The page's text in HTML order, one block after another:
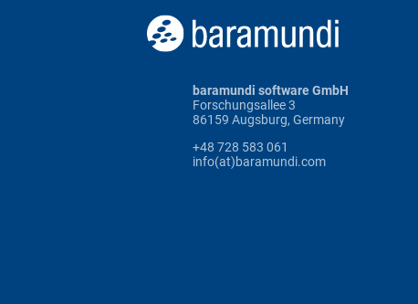
baramundi software GmbH
Forschungsallee 3
86159 Augsburg, Germany
+48 728 583 061
info(at)baramundi.com